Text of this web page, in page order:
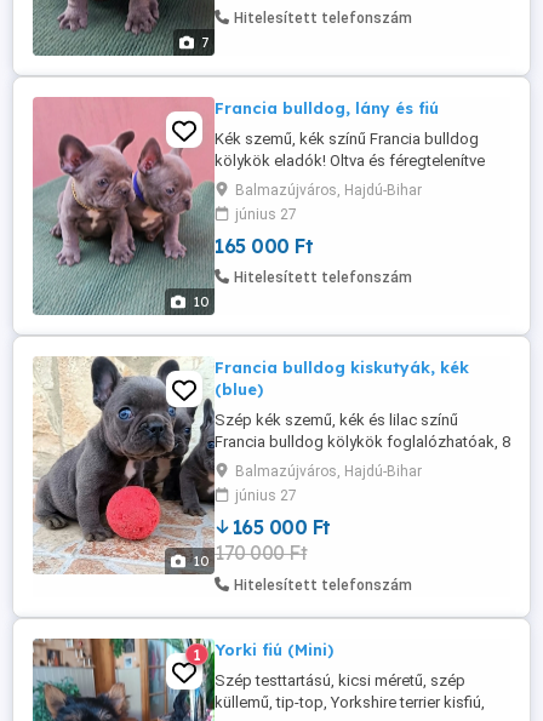
7
leegyeztetve történik! (a vételárat nem
Hitelesített telefonszám
10
Francia bulldog, lány és fiú
Kék szemű, kék színű Francia bulldog
kölykök eladók! Oltva és féregtelenítve
vannak!űűűű Jelenleg 9. hetesek,
gazdisodhatnak! Méretüket tekintve,
várhatóan kisebb termetűek lesznek!
Törzskönyvük nem lesz! A kiskutya
chippeltetése, a leendő gazdival
Balmazújváros, Hajdú-Bihar
június 27
165 000 Ft
Hitelesített telefonszám
10
Francia bulldog kiskutyák, kék
(blue)
Szép kék szemű, kék és lilac színű
Francia bulldog kölykök foglalózhatóak, 8
hetes koruk után elvihetőek lesznek, oltva-
féregtelenítve! Méretüket tekintve,
várhatóan kisebb termetűek lesznek!
Sérvmentesek, harapásuk jó!
Törzskönyvük nem lesz a kutyusoknak. A
kutya bechippeltetése, a leendő gazdival
előzetesen ...
Balmazújváros, Hajdú-Bihar
június 27
165 000 Ft
170 000 Ft
Hitelesített telefonszám
1 Yorki fiú (Mini)
Szép testtartású, kicsi méretű, szép
küllemű, tip-top, Yorkshire terrier kisfiú,